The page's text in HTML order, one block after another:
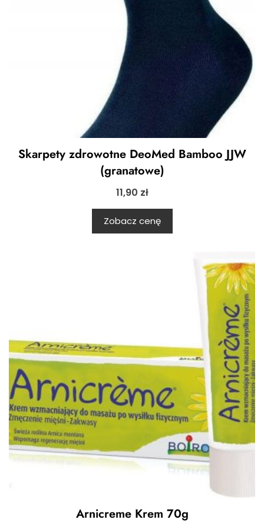
Skarpety zdrowotne DeoMed Bamboo JJW
(granatowe)
11,90 zł
Zobacz cenę
Arnicreme Krem 70g